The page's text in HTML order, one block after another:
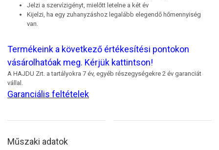
Jelzi a szervízigényt, mielőtt letelne a két év
Kijelzi, ha egy zuhanyzáshoz legalább elegendő hőmennyiség
van.
Termékeink a következő értékesítési pontokon
vásárolhatóak meg. Kérjük kattintson!
A HAJDU Zrt. a tartályokra 7 év, egyéb részegységekre 2 év garanciát
vállal.
Garanciális feltételek
Műszaki adatok